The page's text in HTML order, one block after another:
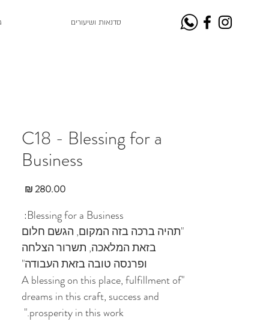
סדנאות ושיעורים
C18 - Blessing for a
Business
Blessing for a Business:
"תהיה ברכה בזה המקום, הגשם חלום
בזאת המלאכה, תשרור הצלחה
ופרנסה טובה בזאת העבודה"
"A blessing on this place, fulfillment of
dreams in this craft, success and
prosperity in this work."